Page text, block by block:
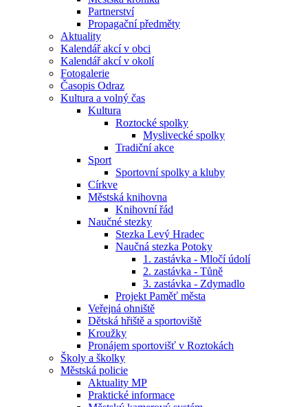
Partnerství
Propagační předměty
Aktuality
Kalendář akcí v obci
Kalendář akcí v okolí
Fotogalerie
Časopis Odraz
Kultura a volný čas
Kultura
Roztocké spolky
Myslivecké spolky
Tradiční akce
Sport
Sportovní spolky a kluby
Církve
Městská knihovna
Knihovní řád
Naučné stezky
Stezka Levý Hradec
Naučná stezka Potoky
1. zastávka - Mločí údolí
2. zastávka - Tůně
3. zastávka - Zdymadlo
Projekt Paměť města
Veřejná ohniště
Dětská hřiště a sportoviště
Kroužky
Pronájem sportovišť v Roztokách
Školy a školky
Městská policie
Aktuality MP
Praktické informace